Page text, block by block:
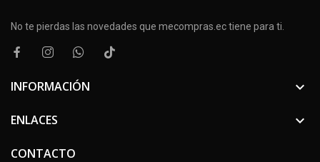
No te pierdas las novedades que mecompras.ec tiene para ti.
INFORMACIÓN 
ENLACES 
CONTACTO